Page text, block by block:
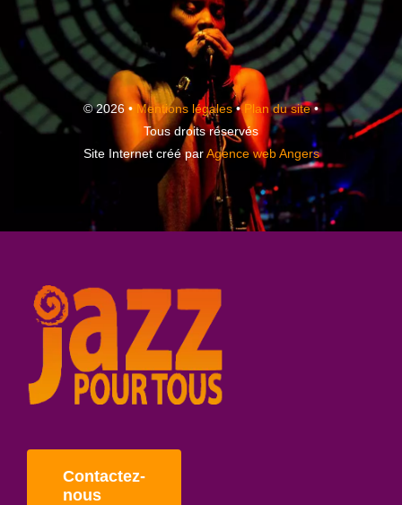
© 2026 • Mentions légales•Plan du site•
Tous droits réservés
Site Internet créé parAgence web Angers
Contactez-
nous